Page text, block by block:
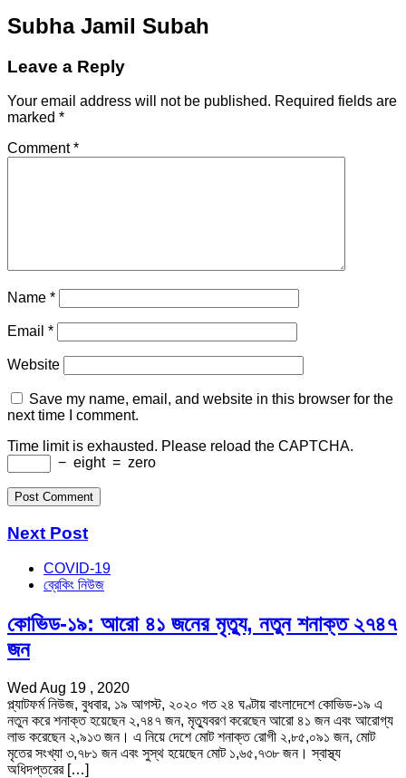
Subha Jamil Subah
Leave a Reply
Your email address will not be published. Required fields are
marked *
Comment*
Name *
Email *
Website
Save my name, email, and website in this browser for the
next time I comment.
Time limit is exhausted. Please reload the CAPTCHA.
− eight = zero
Next Post
COVID-19
ব্রেকিং নিউজ
কোভিড-১৯: আরো ৪১ জনের মৃত্যু, নতুন শনাক্ত ২৭৪৭
জন
Wed Aug 19 , 2020
প্ল্যাটফর্ম নিউজ, বুধবার, ১৯ আগস্ট, ২০২০ গত ২৪ ঘণ্টায় বাংলাদেশে কোভিড-১৯ এ
নতুন করে শনাক্ত হয়েছেন ২,৭৪৭ জন, মৃত্যুবরণ করেছেন আরো ৪১ জন এবং আরোগ্য
লাভ করেছেন ২,৯১৩ জন। এ নিয়ে দেশে মোট শনাক্ত রোগী ২,৮৫,০৯১ জন, মোট
মৃতের সংখ্যা ৩,৭৮১ জন এবং সুস্থ হয়েছেন মোট ১,৬৫,৭৩৮ জন। স্বাস্থ্য
অধিদপ্তরের […]